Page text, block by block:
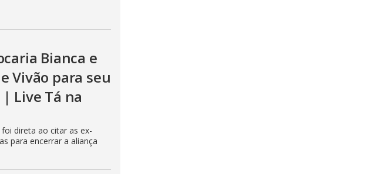
Bianca e
Vivão para seu
Live Tá na
direta ao citar as ex-
para encerrar a aliança